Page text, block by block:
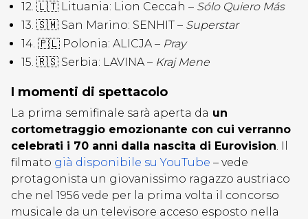
12. 🇱🇹 Lituania: Lion Ceccah – Sólo Quiero Más
13. 🇸🇲 San Marino: SENHIT – Superstar
14. 🇵🇱 Polonia: ALICJA – Pray
15. 🇷🇸 Serbia: LAVINA – Kraj Mene
I momenti di spettacolo
La prima semifinale sarà aperta da un
cortometraggio emozionante con cui verranno
celebrati i 70 anni dalla nascita di Eurovision. Il
filmato già disponibile su YouTube – vede
protagonista un giovanissimo ragazzo austriaco
che nel 1956 vede per la prima volta il concorso
musicale da un televisore acceso esposto nella